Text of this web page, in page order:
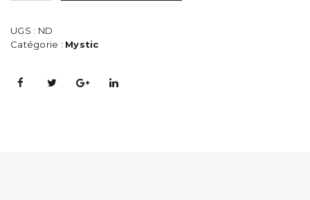
UGS : ND
Catégorie : Mystic